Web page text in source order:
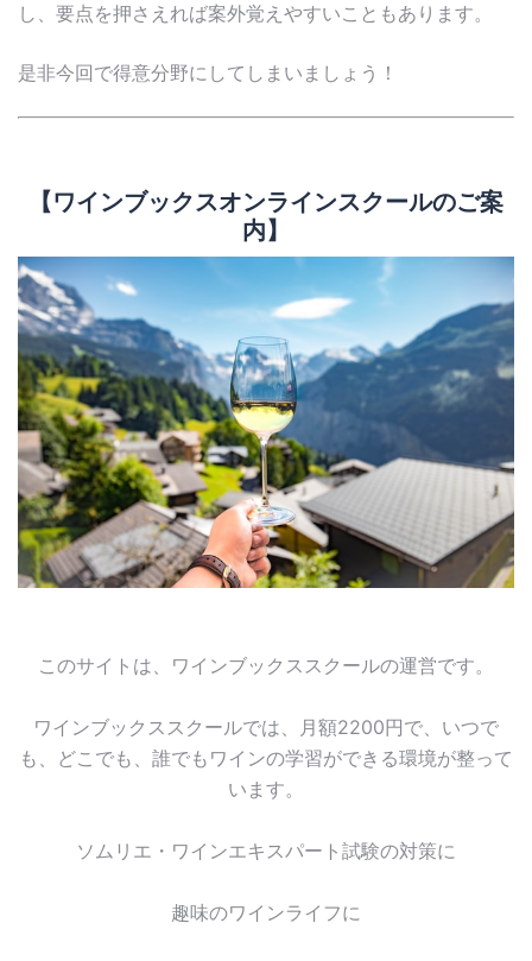
し、要点を押さえれば案外覚えやすいこともあります。
是非今回で得意分野にしてしまいましょう！
【ワインブックスオンラインスクールのご案
内】
このサイトは、ワインブックススクールの運営です。
ワインブックススクールでは、月額2200円で、いつで
も、どこでも、誰でもワインの学習ができる環境が整って
います。
ソムリエ・ワインエキスパート試験の対策に
趣味のワインライフに